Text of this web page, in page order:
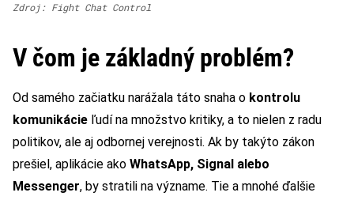
Zdroj: Fight Chat Control
V čom je základný problém?
Od samého začiatku narážala táto snaha o kontrolu
komunikácie ľudí na množstvo kritiky, a to nielen z radu
politikov, ale aj odbornej verejnosti. Ak by takýto zákon
prešiel, aplikácie ako WhatsApp, Signal alebo
Messenger, by stratili na význame. Tie a mnohé ďalšie